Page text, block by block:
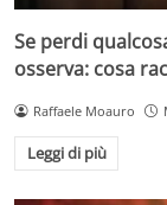
Se perdi
osserva: cosa
Raffaele Moauro
Leggi di più